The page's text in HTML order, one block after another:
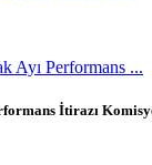
Ayı Performans ...
İtirazı